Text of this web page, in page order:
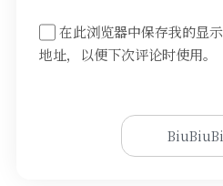
在此浏览器中保存我的显
地址，以便下次评论时使用。